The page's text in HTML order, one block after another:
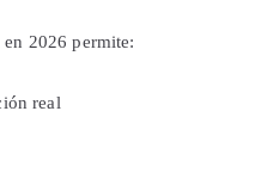
2026 permite:
real